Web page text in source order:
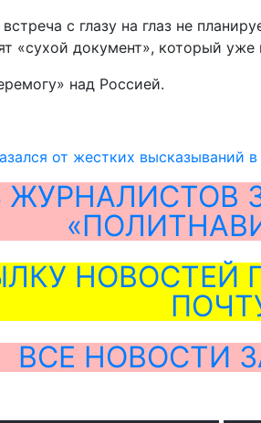
с глазу на глаз не
«сухой документ», который уже
над Россией.
от жестких высказываний
ЖУРНАЛИСТОВ
НОВОСТЕЙ
ВСЕ НОВОСТИ